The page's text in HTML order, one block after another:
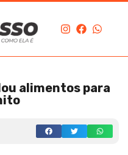
alimentos para